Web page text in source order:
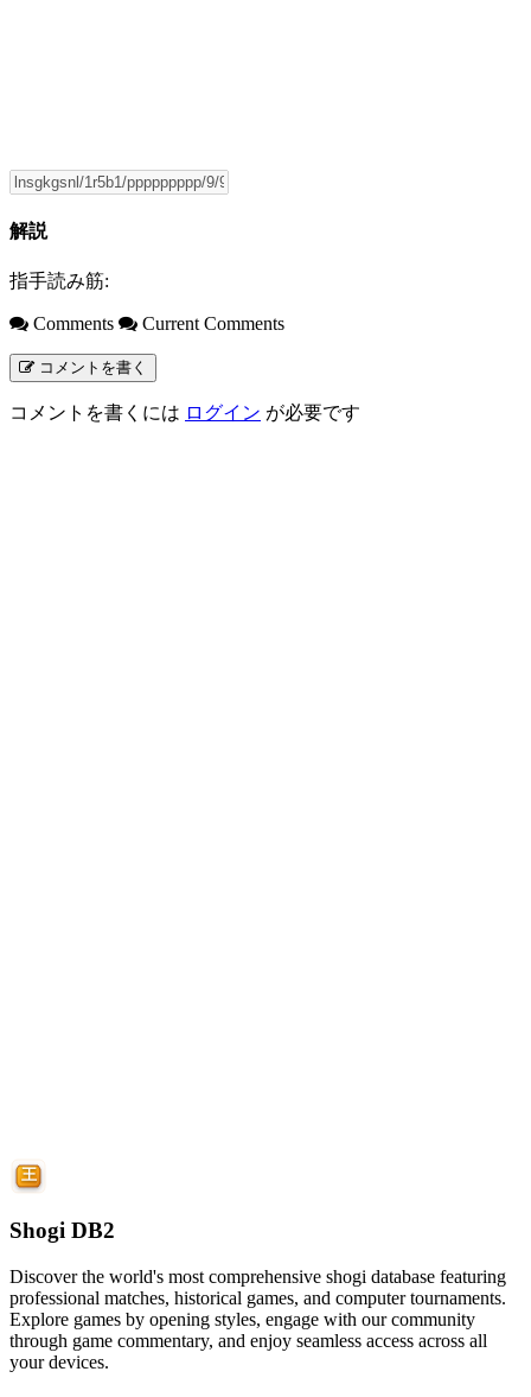
解説
指手読み筋:
Comments Current Comments
コメントを書く
コメントを書くには ログイン が必要です
Shogi DB2
Discover the world's most comprehensive shogi database featuring
professional matches, historical games, and computer tournaments.
Explore games by opening styles, engage with our community
through game commentary, and enjoy seamless access across all
your devices.